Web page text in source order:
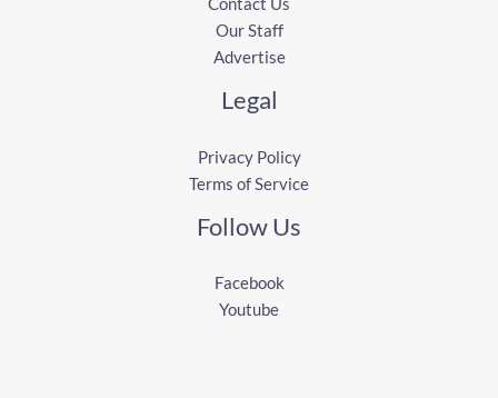
Our Staff
Advertise
Legal
Privacy Policy
Terms of Service
Follow Us
Facebook
Youtube